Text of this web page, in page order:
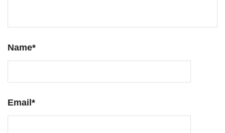
Name*
Email*